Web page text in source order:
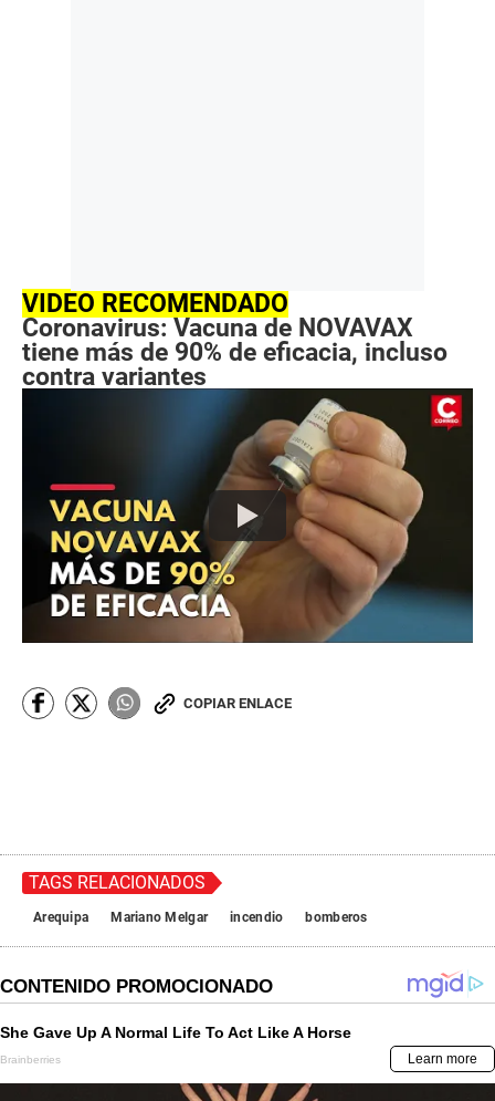
VIDEO RECOMENDADO
Coronavirus: Vacuna de NOVAVAX
tiene más de 90% de eficacia, incluso
contra variantes
COPIAR ENLACE
TAGS RELACIONADOS
Arequipa Mariano Melgar incendio bomberos